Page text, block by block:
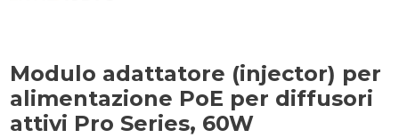
Modulo adattatore (injector) per
alimentazione PoE per diffusori
attivi Pro Series, 60W